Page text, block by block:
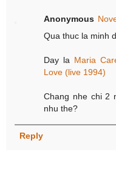
Anonymous
Qua thuc la minh
Day la Maria
Love (live 1994)
Chang nhe chi 2
nhu the?
Reply